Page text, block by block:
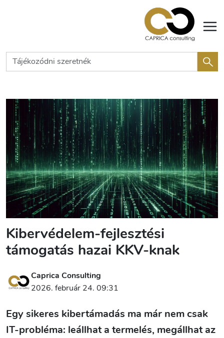
Kibervédelem-fejlesztési
támogatás hazai KKV-knak
Caprica Consulting
2026. február 24. 09:31
Egy sikeres kibertámadás ma már nem csak
IT-probléma: leállhat a termelés, megállhat az